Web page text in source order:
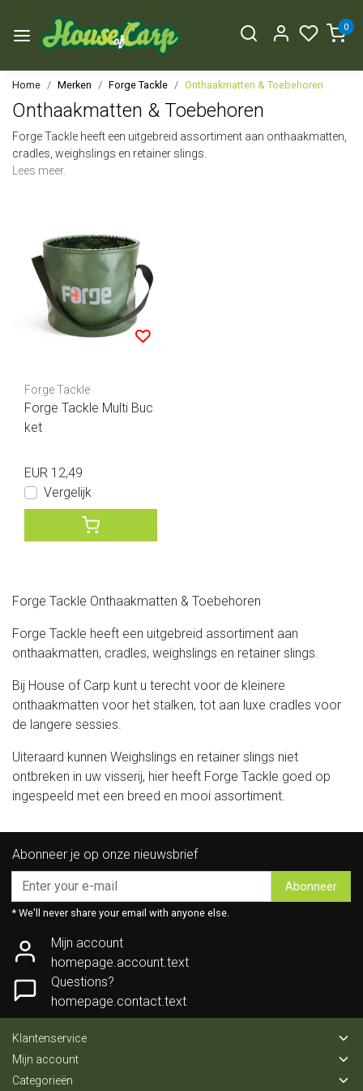
0
Home Merken Forge Tackle Onthaakmatten & Toebehoren
Onthaakmatten & Toebehoren
Forge Tackle heeft een uitgebreid assortiment aan onthaakmatten,
cradles, weighslings en retainer slings.
Lees meer.
Forge Tackle
Forge Tackle Multi Buc
ket
EUR 12,49
Vergelijk
Forge Tackle Onthaakmatten & Toebehoren
Forge Tackle heeft een uitgebreid assortiment aan
onthaakmatten, cradles, weighslings en retainer slings.
Bij House of Carp kunt u terecht voor de kleinere
onthaakmatten voor het stalken, tot aan luxe cradles voor
de langere sessies.
Uiteraard kunnen Weighslings en retainer slings niet
ontbreken in uw visserij, hier heeft Forge Tackle goed op
ingespeeld met een breed en mooi assortiment.
Abonneer je op onze nieuwsbrief
Abonneer
* We'll never share your email with anyone else.
Mijn account
homepage.account.text
Questions?
homepage.contact.text
Klantenservice
Mijn account
Categorieën